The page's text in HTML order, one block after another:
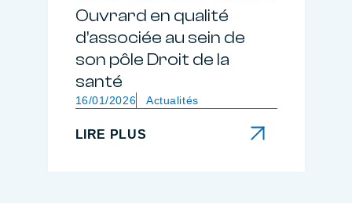
Ouvrard en qualité
d’associée au sein de
son pôle Droit de la
santé
16/01/2026 Actualités
LIRE PLUS